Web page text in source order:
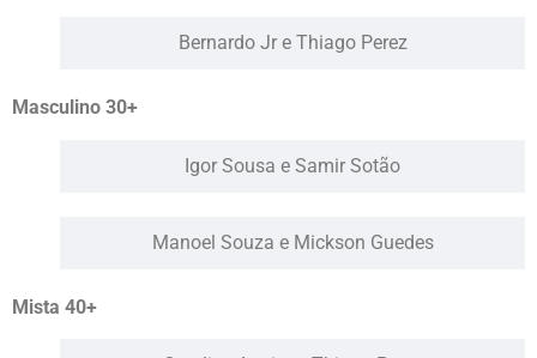
Bernardo Jr e Thiago Perez
Masculino 30+
Igor Sousa e Samir Sotão
Manoel Souza e Mickson Guedes
Mista 40+